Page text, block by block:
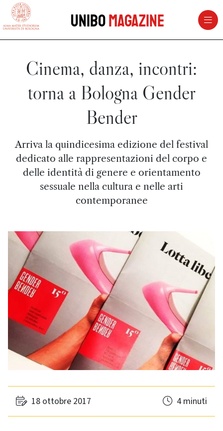
vai al contenuto della pagina
UniboMagazine
Cinema, danza, incontri:
torna a Bologna Gender
Bender
Arriva la quindicesima edizione del festival
dedicato alle rappresentazioni del corpo e
delle identità di genere e orientamento
sessuale nella cultura e nelle arti
contemporanee
18 ottobre 2017 4 minuti